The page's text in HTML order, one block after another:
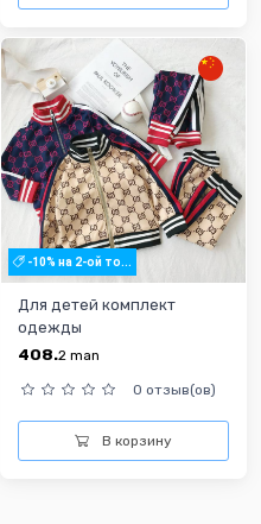
-10% на 2-ой то...
Для детей комплект
одежды
408.2 man
0 отзыв(ов)
В корзину